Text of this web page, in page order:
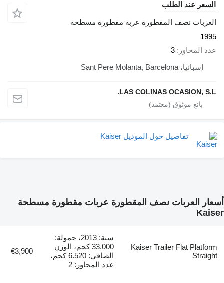
السعر عند الطلب
العربات نصف المقطورة عربة مقطورة مسطحة
1995
عدد المحاور
3
إسبانيا، Sant Pere Molanta, Barcelona
LAS COLINAS OCASION, S.L.
تفاصيل حول الموديل Kaiser
أسعار العربات نصف المقطورة عربات مقطورة مسطحة
Kaiser
Kaiser Trailer Flat Platform
Straight
سنة: 2013، حمولة:
33.000 كجم، الوزن
الصافي: 6.520 كجم،
عدد المحاور: 2
€3,900